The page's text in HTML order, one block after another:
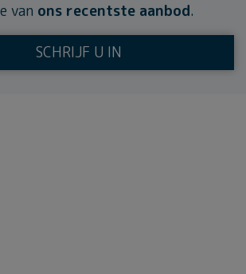
van ons recentste aanbod.
SCHRIJF U IN